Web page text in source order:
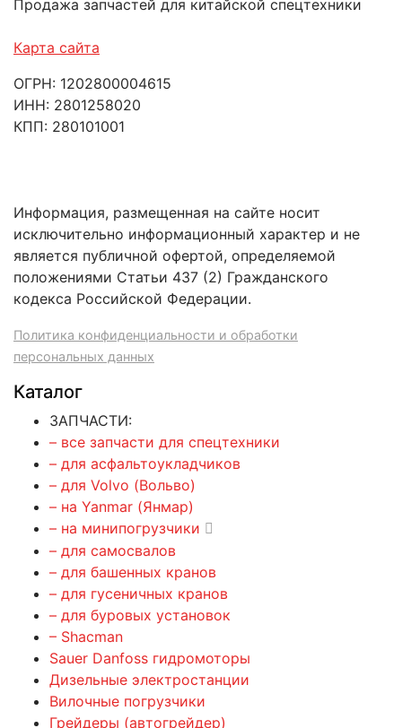
Продажа запчастей для китайской спецтехники
Карта сайта
ОГРН: 1202800004615
ИНН: 2801258020
КПП: 280101001
Информация, размещенная на сайте носит
исключительно информационный характер и не
является публичной офертой, определяемой
положениями Статьи 437 (2) Гражданского
кодекса Российской Федерации.
Политика конфиденциальности и обработки
персональных данных
Каталог
ЗАПЧАСТИ:
– все запчасти для спецтехники
– для асфальтоукладчиков
– для Volvo (Вольво)
– на Yanmar (Янмар)
– на минипогрузчики
– для самосвалов
– для башенных кранов
– для гусеничных кранов
– для буровых установок
– Shacman
Sauer Danfoss гидромоторы
Дизельные электростанции
Вилочные погрузчики
Грейдеры (автогрейдер)